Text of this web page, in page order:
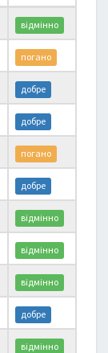
відмінно
погано
добре
добре
погано
добре
відмінно
відмінно
відмінно
добре
відмінно